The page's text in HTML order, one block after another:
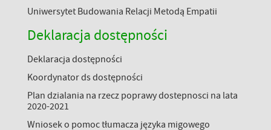
Uniwersytet Budowania Relacji Metodą Empatii
Deklaracja dostępności
Deklaracja dostępności
Koordynator ds dostępności
Plan dzialania na rzecz poprawy dostepnosci na lata
2020-2021
Wniosek o pomoc tłumacza języka migowego